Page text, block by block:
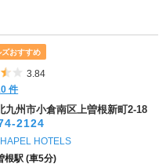
ズおすすめ
5つ星のうち3.5
3.84
件
九州市小倉南区上曽根新町2-18
2124
HOTELS
根駅 (車5分)